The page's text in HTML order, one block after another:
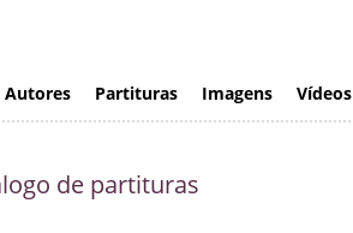
Autores Partituras Imagens Vídeos
de partituras